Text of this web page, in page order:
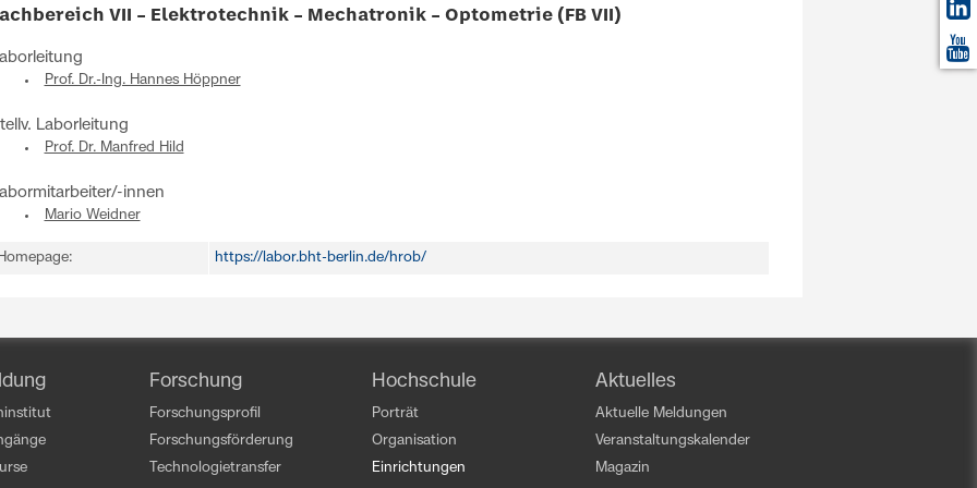
VII – Elektrotechnik – Mechatronik – Optometrie (FB VII)
Prof. Dr.-Ing. Hannes Höppner
Laborleitung
Prof. Dr. Manfred Hild
innen
Mario Weidner
https://labor.bht-berlin.de/hrob/
Forschung
Forschungsprofil
Forschungsförderung
Technologietransfer
Hochschule
Porträt
Organisation
Einrichtungen
Aktuelles
Aktuelle Meldungen
Veranstaltungskalender
Magazin